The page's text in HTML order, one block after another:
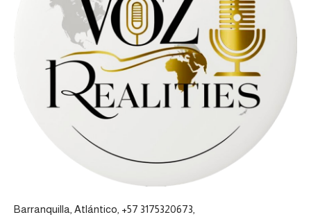
Barranquilla, Atlántico, +57 3175320673,